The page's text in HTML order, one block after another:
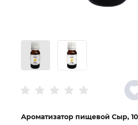
Ароматизатор пищевой Сыр,